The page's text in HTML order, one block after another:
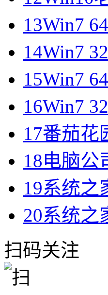
13Win7
14Win7
15Win7
16Win7
17番茄花
18电脑公
19系统之
20系统之
扫码关注